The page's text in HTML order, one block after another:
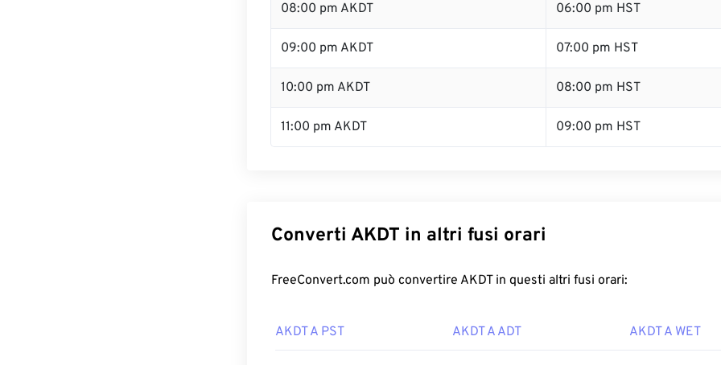
08:00 pm AKDT 06:00 pm HST
09:00 pm AKDT 07:00 pm HST
10:00 pm AKDT 08:00 pm HST
11:00 pm AKDT 09:00 pm HST
Converti AKDT in altri fusi orari
FreeConvert.com può convertire AKDT in questi altri fusi orari:
AKDT A PST AKDT A ADT AKDT A WET